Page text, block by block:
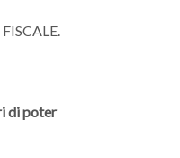
di poter